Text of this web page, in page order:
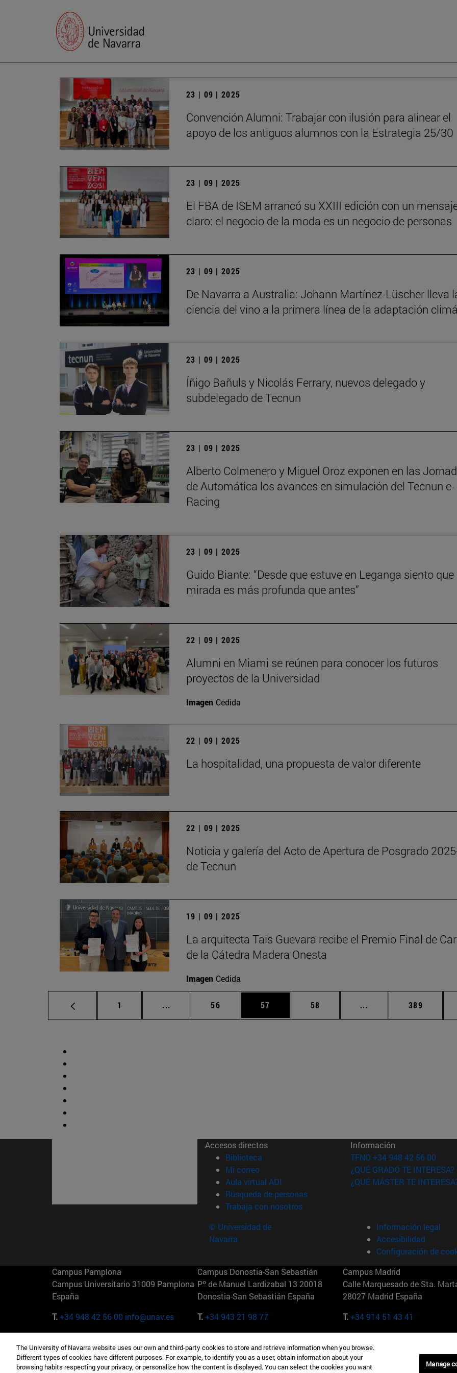
23 | 09 | 2025
Convención Alumni: Trabajar con ilusión para alinear el
apoyo de los antiguos alumnos con la Estrategia 25/30
23 | 09 | 2025
El FBA de ISEM arrancó su XXIII edición con un
claro: el negocio de la moda es un negocio de personas
23 | 09 | 2025
De Navarra a Australia: Johann Martínez-Lüscher lleva
ciencia del vino a la primera línea de la adaptación
23 | 09 | 2025
Íñigo Bañuls y Nicolás Ferrary, nuevos delegado y
subdelegado de Tecnun
23 | 09 | 2025
Alberto Colmenero y Miguel Oroz exponen en las
de Automática los avances en simulación del Tecnun e-
Racing
23 | 09 | 2025
Guido Biante: “Desde que estuve en Leganga siento
mirada es más profunda que antes”
22 | 09 | 2025
Alumni en Miami se reúnen para conocer los futuros
proyectos de la Universidad
Imagen Cedida
22 | 09 | 2025
La hospitalidad, una propuesta de valor diferente
22 | 09 | 2025
Noticia y galería del Acto de Apertura de Posgrado
de Tecnun
19 | 09 | 2025
La arquitecta Tais Guevara recibe el Premio Final de
de la Cátedra Madera Onesta
Imagen Cedida
Página
1 ... Páginas intermedias Use TAB para desplazarse.
Página
56 Página
57 Página
58 ... Páginas intermedias
Página
389
Accesos directos
Biblioteca (abre en nueva ventana)
Mi correo(abre en nueva ventana)
Aula virtual ADI (abre en nueva ventana)
Búsqueda de personas(abre en nueva ventana)
Trabaja con nosotros(abre en nueva ventana)
Información
TFNO +34 948 42 56 00
¿QUÉ GRADO TE INTERESA?
¿QUÉ MÁSTER TE
© Universidad de
Navarra
Información legal
Accesibilidad
Configuración de
Campus Pamplona
Campus Universitario 31009 Pamplona
España
T.+34 948 42 56 00 info@unav.es
Campus Donostia-San Sebastián
Pº de Manuel Lardizabal 13 20018
Donostia-San Sebastián España
T.+34 943 21 98 77
Campus Madrid
Calle Marquesado de Sta.
28027 Madrid España
T.+34 914 51 43 41
Camino del Cerro Águila 3 28023
Madrid España
165 W 57th St 10019-2201 Nueva York
EE.UU
Maria-Theresia-Straße 15
Múnich Alemania
The University of Navarra website uses our own and third-party cookies to store and retrieve information when you browse.
Different types of cookies have different purposes. For example, to identify you as a user, obtain information about your
browsing habits respecting your privacy, or personalize how the content is displayed. You can select the cookies you want
Manage